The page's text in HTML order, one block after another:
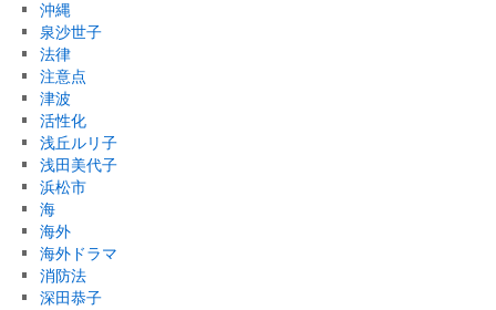
沖縄
泉沙世子
法律
注意点
津波
活性化
浅丘ルリ子
浅田美代子
浜松市
海
海外
海外ドラマ
消防法
深田恭子